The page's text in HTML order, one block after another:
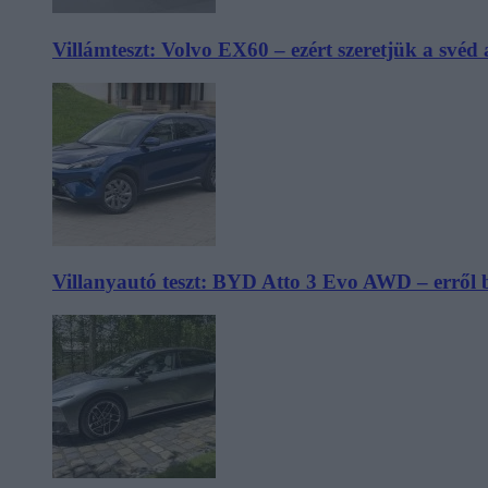
Villámteszt: Volvo EX60 – ezért szeretjük a svéd
Villanyautó teszt: BYD Atto 3 Evo AWD – erről